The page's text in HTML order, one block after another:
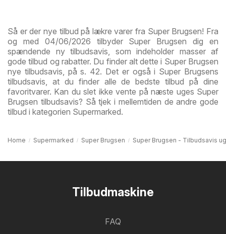
Så er der nye tilbud på lækre varer fra Super Brugsen! Fra
og med 04/06/2026 tilbyder Super Brugsen dig en
spændende ny tilbudsavis, som indeholder masser af
gode tilbud og rabatter. Du finder alt dette i Super Brugsen
nye tilbudsavis, på s. 42. Det er også i Super Brugsens
tilbudsavis, at du finder alle de bedste tilbud på dine
favoritvarer. Kan du slet ikke vente på næste uges Super
Brugsen tilbudsavis? Så tjek i mellemtiden de andre gode
tilbud i kategorien Supermarked.
Home Supermarked Super Brugsen Super Brugsen - Tilbudsavis
Tilbudmaskine
FAQ